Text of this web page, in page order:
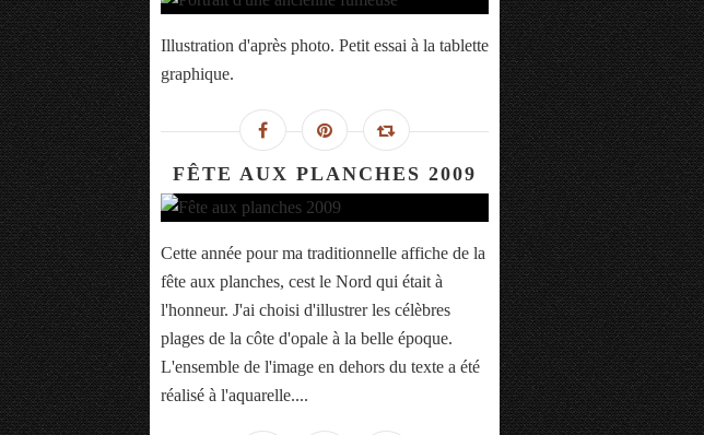
Illustration d'après photo. Petit essai à la tablette
graphique.
FÊTE AUX PLANCHES 2009
Cette année pour ma traditionnelle affiche de la
fête aux planches, cest le Nord qui était à
l'honneur. J'ai choisi d'illustrer les célèbres
plages de la côte d'opale à la belle époque.
L'ensemble de l'image en dehors du texte a été
réalisé à l'aquarelle....